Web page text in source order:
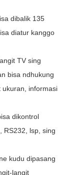
dibalik 135
diatur kanggo
TV sing
bisa ndhukung
ukuran, informasi
dikontrol
RS232, lsp, sing
kudu dipasang
langit